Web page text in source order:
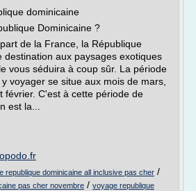
dominicaine
Dominicaine ?
de la France, la République
destination aux paysages exotiques
vous séduira à coup sûr. La période
voyager se situe aux mois de mars,
février. C'est à cette période de
est la...
republique dominicaine all inclusive pas cher /
pas cher novembre / voyage republique